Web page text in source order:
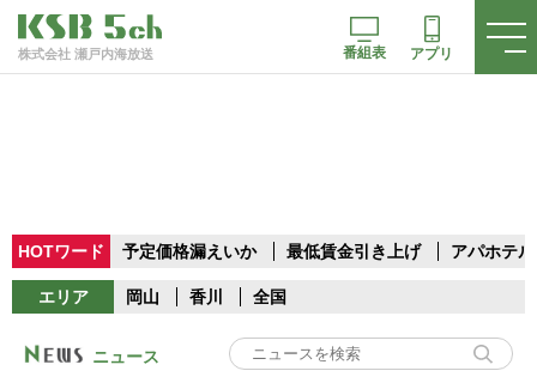
株式会社 瀬戸内海放送 番組表 アプリ
HOTワード 予定価格漏えいか 最低賃金引き上げ アパホテル
エリア 岡山 香川 全国
ニュース